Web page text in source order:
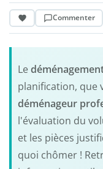
Commenter
Le
planification, que
déménageur
l'évaluation du
et les pièces
quoi chômer !